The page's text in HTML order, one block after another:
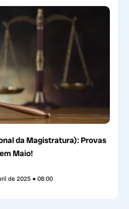
da Magistratura): Provas
em Maio!
de 2025 08:00